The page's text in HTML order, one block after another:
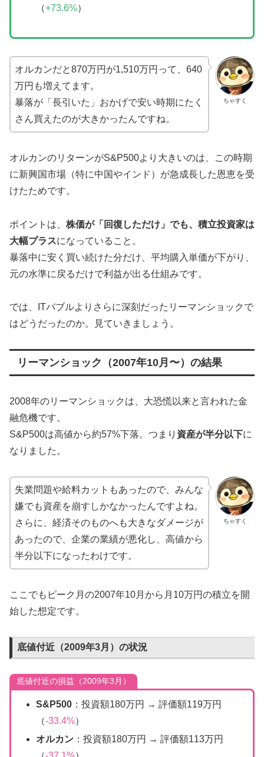
（+73.6%）
ちゃすく
オルカンだと870万円が1,510万円って、640
万円も増えてます。
暴落が「長引いた」おかげで安い時期にたく
さん買えたのが大きかったんですね。
オルカンのリターンがS&P500より大きいのは、この時期
に新興国市場（特に中国やインド）が急成長した恩恵を受
けたためです。
ポイントは、 株価が「回復しただけ」でも、積立投資家は
大幅プラスになっていること。
暴落中に安く買い続けた分だけ、平均購入単価が下がり、
元の水準に戻るだけで利益が出る仕組みです。
では、ITバブルよりさらに深刻だったリーマンショックで
はどうだったのか。見ていきましょう。
リーマンショック（2007年10月〜）の結果
2008年のリーマンショックは、大恐慌以来と言われた金
融危機です。
S&P500は高値から約57%下落。つまり 資産が半分以下に
なりました。
ちゃすく
失業問題や給料カットもあったので、みんな
嫌でも資産を崩すしかなかったんですよね。
さらに、経済そのものへも大きなダメージが
あったので、企業の業績が悪化し、高値から
半分以下になったわけです。
ここでもピーク月の2007年10月から月10万円の積立を開
始した想定です。
底値付近（2009年3月）の状況
底値付近の損益（2009年3月）
S&P500：投資額180万円 → 評価額119万円
（-33.4%）
オルカン：投資額180万円 → 評価額113万円